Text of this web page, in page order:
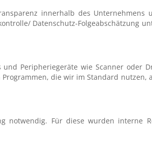
innerhalb des
Datenschutz-Folgeabschätzung
Peripheriegeräte wie Scanner oder
die wir im Standard nutzen,
notwendig. Für diese wurden interne